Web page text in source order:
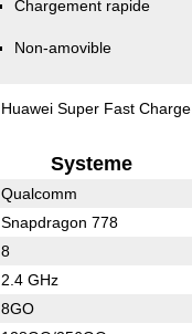
Chargement rapide
Non-amovible
Huawei Super Fast Charge
Systeme
Qualcomm
Snapdragon 778
8
2.4 GHz
8GO